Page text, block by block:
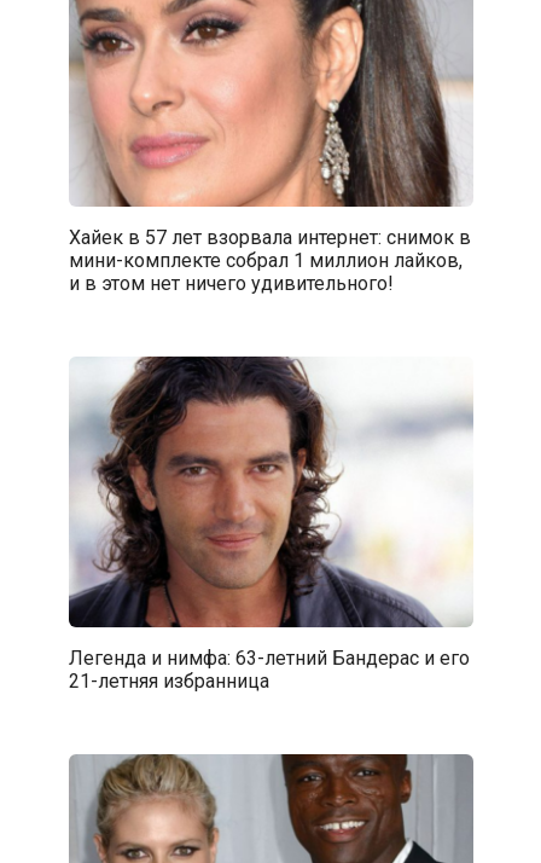
Хайек в 57 лет взорвала интернет: снимок в
мини-комплекте собрал 1 миллион лайков,
и в этом нет ничего удивительного!
Легенда и нимфа: 63-летний Бандерас и его
21-летняя избранница